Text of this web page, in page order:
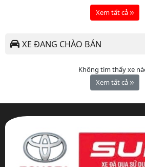
Xem tất cả
XE ĐANG CHÀO BÁN
Không tìm thấy xe
Xem tất cả